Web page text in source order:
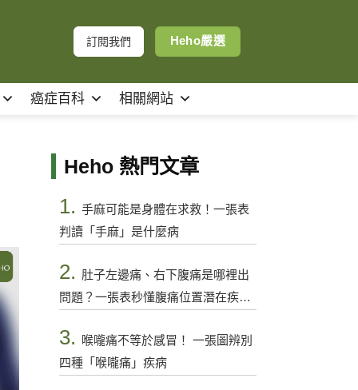
訂閱我們 Heho嚴選
癌症百科 相關網站
Heho 熱門文章
1. 手麻可能是身體在求救！一張表
判讀「手麻」是什麼病
2. 肚子左邊痛、右下腹痛是哪裡出
問題？一張表秒懂腹痛位置潛在疾病
3.
喉嚨痛不等於感冒！ 一張圖辨別
四種「喉嚨痛」疾病